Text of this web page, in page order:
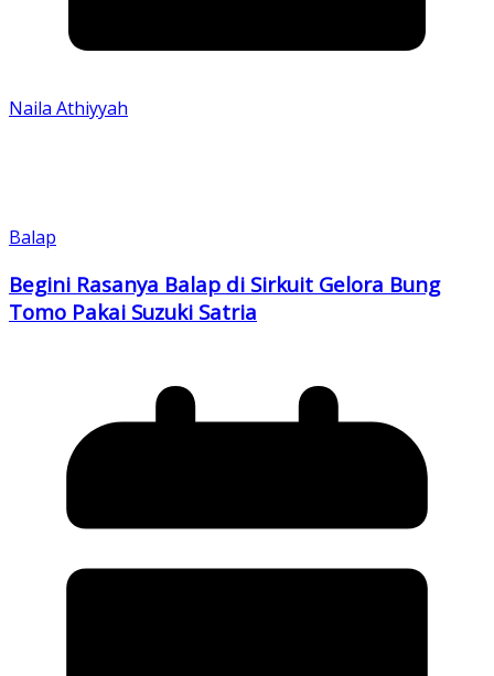
Naila Athiyyah
Balap
Begini Rasanya Balap di Sirkuit Gelora Bung
Tomo Pakai Suzuki Satria